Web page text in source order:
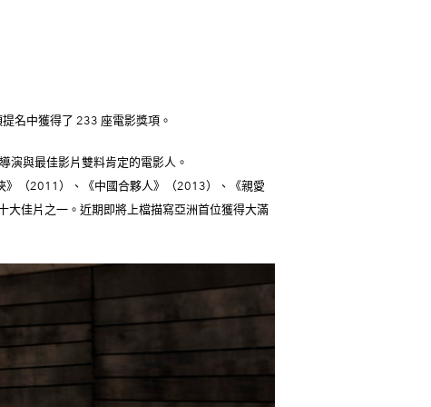
名中獲得了 233 座電影獎項。
演與最佳影片雙料肯定的電影人。
（2011）、《中國合夥人》（2013）、《親愛
佳片之一。近期即將上檔描寫亞洲首位獲得大滿